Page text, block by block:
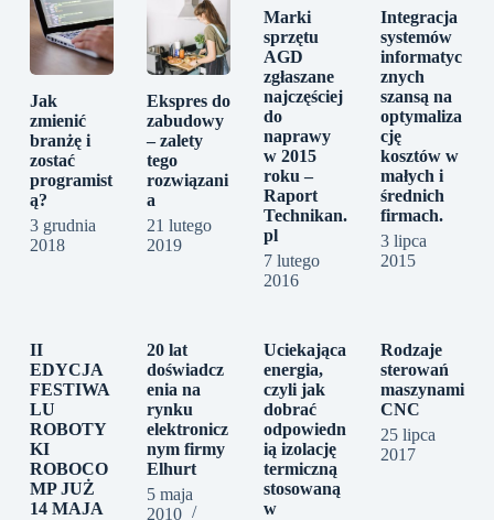
Jak
zmienić
branżę i
zostać
programist
ą?
3 grudnia
2018
Ekspres do
zabudowy
– zalety
tego
rozwiązani
a
21 lutego
2019
Marki
sprzętu
AGD
zgłaszane
najczęściej
do
naprawy
w 2015
roku –
Raport
Technikan.
pl
7 lutego
2016
Integracja
systemów
informatyc
znych
szansą na
optymaliza
cję
kosztów w
małych i
średnich
firmach.
3 lipca
2015
II
EDYCJA
FESTIWA
LU
ROBOTY
KI
ROBOCO
MP JUŻ
14 MAJA
20 lat
doświadcz
enia na
rynku
elektronicz
nym firmy
Elhurt
5 maja
2010
Uciekająca
energia,
czyli jak
dobrać
odpowiedn
ią izolację
termiczną
stosowaną
w
Rodzaje
sterowań
maszynami
CNC
25 lipca
2017